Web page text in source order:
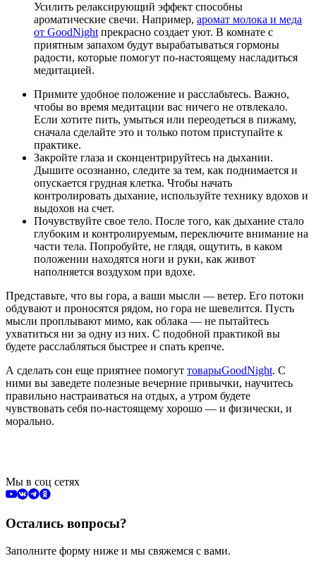
Усилить релаксирующий эффект способны
ароматические свечи. Например, аромат молока и меда
от GoodNightпрекрасно создает уют. В комнате с
приятным запахом будут вырабатываться гормоны
радости, которые помогут по-настоящему насладиться
медитацией.
Примите удобное положение и расслабьтесь. Важно,
чтобы во время медитации вас ничего не отвлекало.
Если хотите пить, умыться или переодеться в пижаму,
сначала сделайте это и только потом приступайте к
практике.
Закройте глаза и сконцентрируйтесь на дыхании.
Дышите осознанно, следите за тем, как поднимается и
опускается грудная клетка. Чтобы начать
контролировать дыхание, используйте технику вдохов и
выдохов на счет.
Почувствуйте свое тело. После того, как дыхание стало
глубоким и контролируемым, переключите внимание на
части тела. Попробуйте, не глядя, ощутить, в каком
положении находятся ноги и руки, как живот
наполняется воздухом при вдохе.
Представьте, что вы гора, а ваши мысли — ветер. Его потоки
обдувают и проносятся рядом, но гора не шевелится. Пусть
мысли проплывают мимо, как облака — не пытайтесь
ухватиться ни за одну из них. С подобной практикой вы
будете расслабляться быстрее и спать крепче.
А сделать сон еще приятнее помогут товарыGoodNight. С
ними вы заведете полезные вечерние привычки, научитесь
правильно настраиваться на отдых, а утром будете
чувствовать себя по-настоящему хорошо — и физически, и
морально.
Мы в соц сетях
Остались вопросы?
Заполните форму ниже и мы свяжемся с вами.